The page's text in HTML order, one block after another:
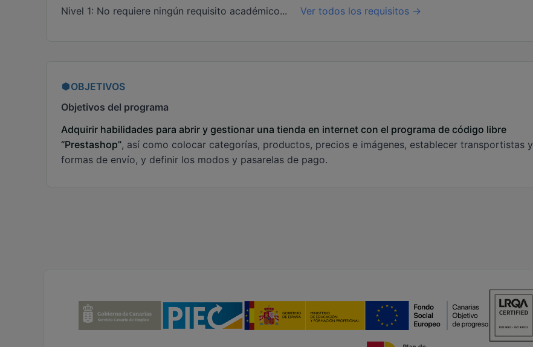
Nivel 1: No requiere ningún requisito académico... Ver todos los requisitos →
OBJETIVOS
Objetivos del programa
Adquirir habilidades para abrir y gestionar una tienda en internet con el programa de código libre
“Prestashop”, así como colocar categorías, productos, precios e imágenes, establecer transportistas y
formas de envío, y definir los modos y pasarelas de pago.